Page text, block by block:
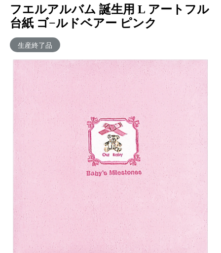
フエルアルバム 誕生用 L アートフル
台紙 ゴ−ルドベアー ピンク
生産終了品
フエルアルバム誕生用
メーカー希望小売価格：
¥5,650 + 税
生産終了品
本体刺繍名入れ可能※刺繍名入れは別途です。
OUR BABY(英)私たちの赤ちゃん
Baby's milestones(英)赤ちゃんの出来事